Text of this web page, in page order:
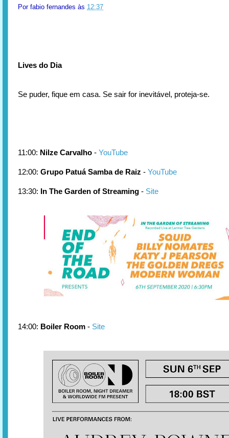
Por fabio fernandes às 12:37
Lives do Dia
Se puder, fique em casa. Se sair for inevitável, proteja-se.
11:00: Nilze Carvalho - YouTube
12:00: Grupo Patuá Samba de Raiz - YouTube
13:30: In The Garden of Streaming - Site
14:00: Boiler Room - Site